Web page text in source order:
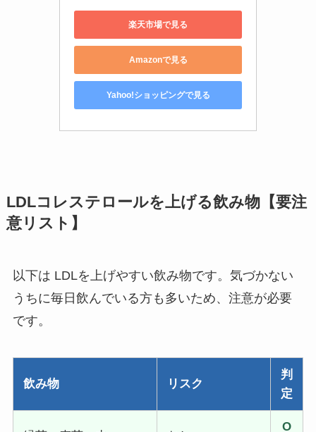
楽天市場で見る
Amazonで見る
Yahoo!ショッピングで見る
LDLコレステロールを上げる飲み物【要注
意リスト】
以下は LDLを上げやすい飲み物です。気づかない
うちに毎日飲んでいる方も多いため、注意が必要
です。
飲み物 リスク
判
定
O